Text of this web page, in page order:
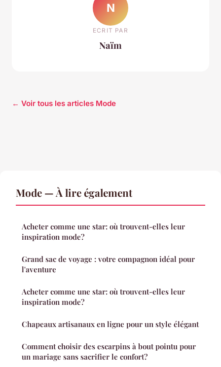
N
ECRIT PAR
Naïm
← Voir tous les articles Mode
Mode — À lire également
Acheter comme une star: où trouvent-elles leur
inspiration mode?
Grand sac de voyage : votre compagnon idéal pour
l'aventure
Acheter comme une star: où trouvent-elles leur
inspiration mode?
Chapeaux artisanaux en ligne pour un style élégant
Comment choisir des escarpins à bout pointu pour
un mariage sans sacrifier le confort?